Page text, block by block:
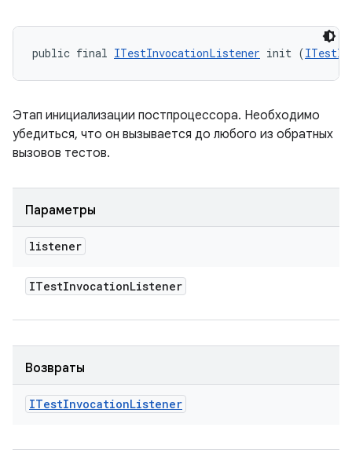
public final ITestInvocationListener init (
Этап инициализации постпроцессора. Необходимо
убедиться, что он вызывается до любого из обратных
вызовов тестов.
Параметры
listener
ITestInvocationListener
Возвраты
ITestInvocationListener